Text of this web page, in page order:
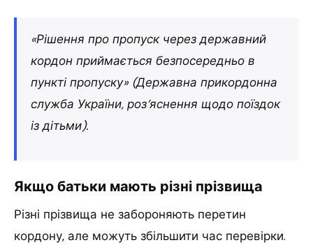
«Рішення про пропуск через державний
кордон приймається безпосередньо в
пункті пропуску» (Державна прикордонна
служба України, роз’яснення щодо поїздок
із дітьми).
Якщо батьки мають різні прізвища
Різні прізвища не забороняють перетин
кордону, але можуть збільшити час перевірки.